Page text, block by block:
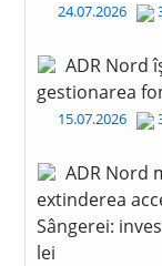
24.07.2026
ADR Nord
gestionarea
15.07.2026
ADR Nord
extinderea
Sângerei:
lei